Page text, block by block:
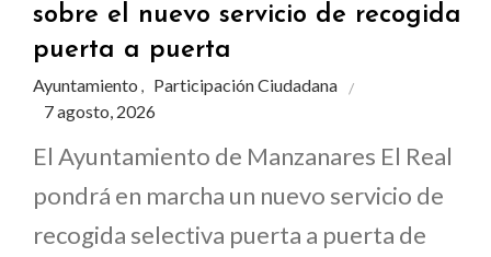
sobre el nuevo servicio de recogida
puerta a puerta
Ayuntamiento , Participación Ciudadana
7 agosto, 2026
El Ayuntamiento de Manzanares El Real
pondrá en marcha un nuevo servicio de
recogida selectiva puerta a puerta de